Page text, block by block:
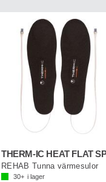
REHAB Tunna värmesulor
30+ i lager